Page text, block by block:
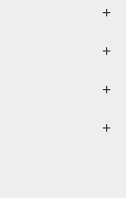
+
+
+
+